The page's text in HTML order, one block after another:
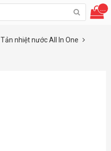
...
Tản nhiệt nước All In One